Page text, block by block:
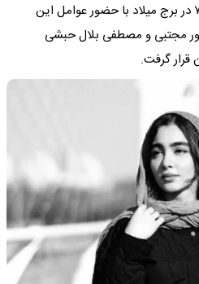
شب گذشته قسمت آخر پایتخت ۷ در برج میلاد با حضور عوامل این
مجتبی و مصطفی بلال حبشی
قرار گرفت.